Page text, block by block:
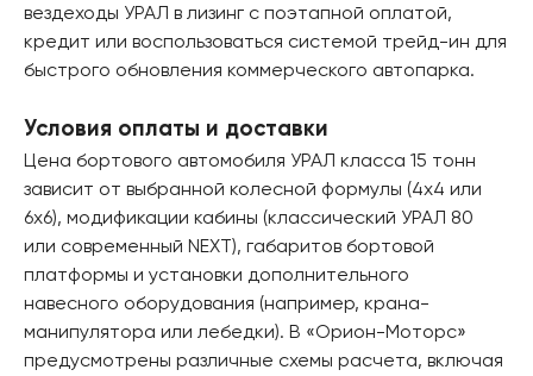
вездеходы УРАЛ в лизинг с поэтапной оплатой,
кредит или воспользоваться системой трейд-ин для
быстрого обновления коммерческого автопарка.
Условия оплаты и доставки
Цена бортового автомобиля УРАЛ класса 15 тонн
зависит от выбранной колесной формулы (4х4 или
6х6), модификации кабины (классический УРАЛ 80
или современный NEXT), габаритов бортовой
платформы и установки дополнительного
навесного оборудования (например, крана-
манипулятора или лебедки). В «Орион-Моторс»
предусмотрены различные схемы расчета, включая